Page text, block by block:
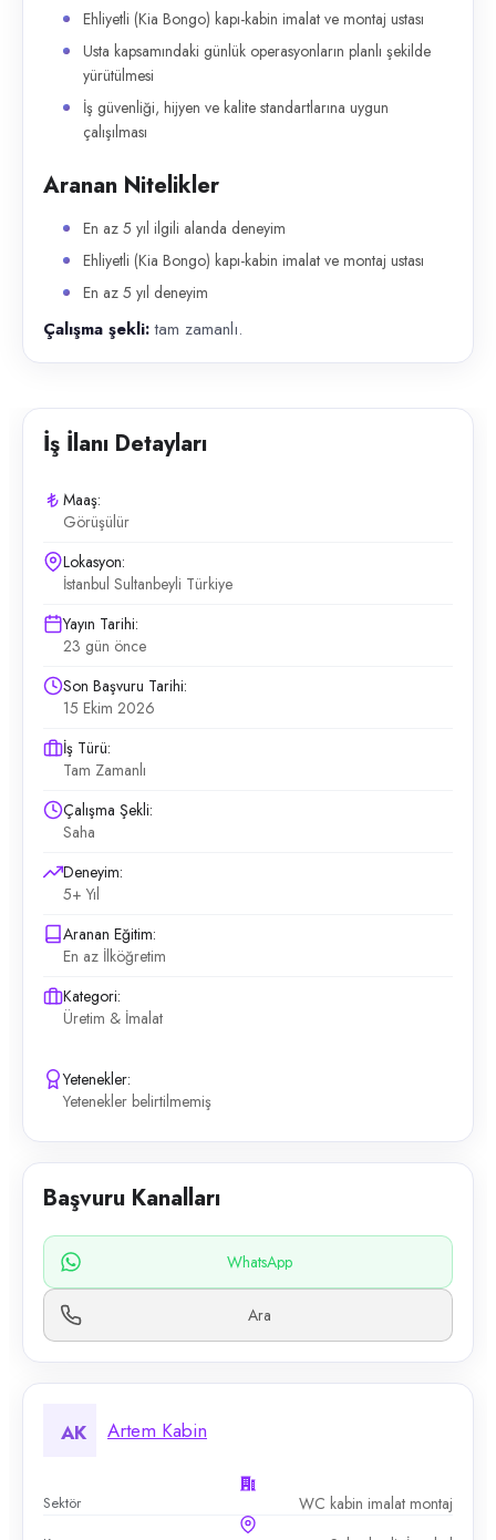
Ehliyetli (Kia Bongo) kapı-kabin imalat ve montaj ustası
Usta kapsamındaki günlük operasyonların planlı şekilde
yürütülmesi
İş güvenliği, hijyen ve kalite standartlarına uygun
çalışılması
Aranan Nitelikler
En az 5 yıl ilgili alanda deneyim
Ehliyetli (Kia Bongo) kapı-kabin imalat ve montaj ustası
En az 5 yıl deneyim
Çalışma şekli:tam zamanlı.
İş İlanı Detayları
Maaş:
Görüşülür
Lokasyon:
İstanbul Sultanbeyli Türkiye
Yayın Tarihi:
23 gün önce
Son Başvuru Tarihi:
15 Ekim 2026
İş Türü:
Tam Zamanlı
Çalışma Şekli:
Saha
Deneyim:
5+ Yıl
Aranan Eğitim:
En az İlköğretim
Kategori:
Üretim & İmalat
Yetenekler:
Yetenekler belirtilmemiş
Başvuru Kanalları
WhatsApp
Ara
AK Artem Kabin
Sektör WC kabin imalat montaj